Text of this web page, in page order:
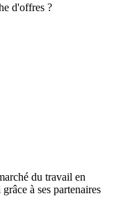
d'offres ?
du travail en
à ses partenaires